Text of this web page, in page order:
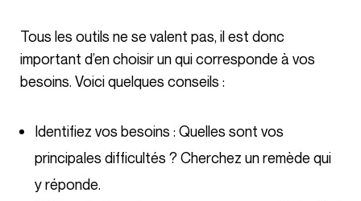
Tous les outils ne se valent pas, il est donc
important d’en choisir un qui corresponde à vos
besoins. Voici quelques conseils :
Identifiez vos besoins : Quelles sont vos
principales difficultés ? Cherchez un remède qui
y réponde.